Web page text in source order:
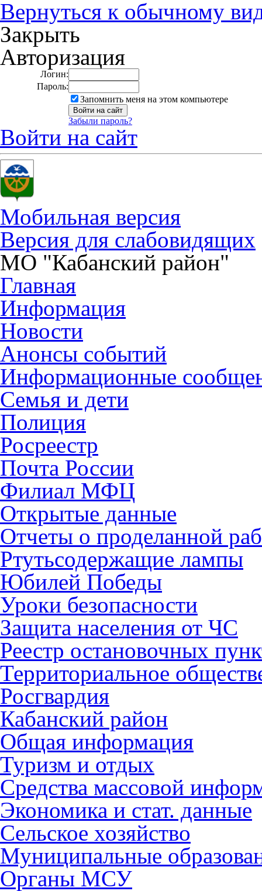
Вернуться к обычному
Закрыть
Авторизация
Логин:
Пароль:
Запомнить меня на этом компьютере
Забыли пароль?
Войти на сайт
Мобильная версия
Версия для слабовидящих
МО "Кабанский район"
Главная
Информация
Новости
Анонсы событий
Информационные
Семья и дети
Полиция
Росреестр
Почта России
Филиал МФЦ
Открытые данные
Отчеты о проделанной
Ртутьсодержащие лампы
Юбилей Победы
Уроки безопасности
Защита населения от ЧС
Реестр остановочных
Территориальное
Росгвардия
Кабанский район
Общая информация
Туризм и отдых
Средства массовой
Экономика и стат. данные
Сельское хозяйство
Муниципальные
Органы МСУ